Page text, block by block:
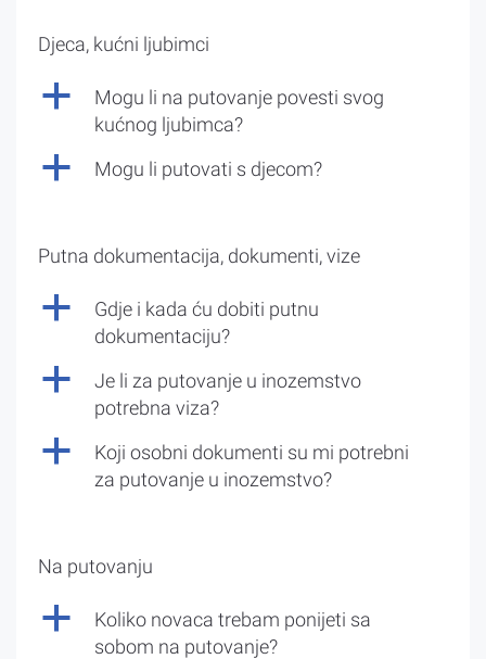
Djeca, kućni ljubimci
a
Mogu li na putovanje povesti svog
kućnog ljubimca?
a Mogu li putovati s djecom?
Putna dokumentacija, dokumenti, vize
a
Gdje i kada ću dobiti putnu
dokumentaciju?
a
Je li za putovanje u inozemstvo
potrebna viza?
a
Koji osobni dokumenti su mi potrebni
za putovanje u inozemstvo?
Na putovanju
a
Koliko novaca trebam ponijeti sa
sobom na putovanje?